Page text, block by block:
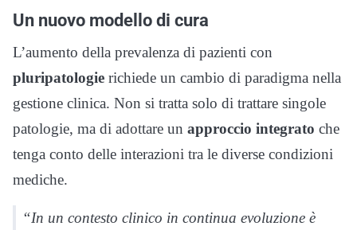
Un nuovo modello di cura
L’aumento della prevalenza di pazienti con
pluripatologie richiede un cambio di paradigma nella
gestione clinica. Non si tratta solo di trattare singole
patologie, ma di adottare un approccio integrato che
tenga conto delle interazioni tra le diverse condizioni
mediche.
“In un contesto clinico in continua evoluzione è